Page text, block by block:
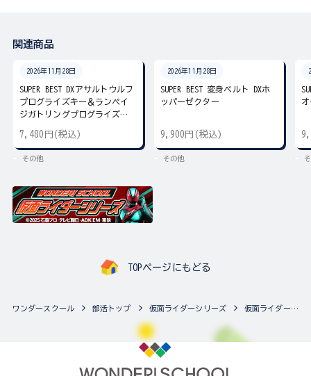
関連商品
2026年11月28日
SUPER BEST DXアサルトウルフ
プログライズキー＆ランペイ
ジガトリングプログライズキ
7,480円(税込)
その他
2026年11月28日
SUPER BEST 変身ベルト DXホ
ッパーゼクター
9,900円(税込)
その他
TOPページにもどる
ワンダースクール 部活トップ 仮面ライダーシリーズ 仮面ライダーシリーズの最新商品一覧